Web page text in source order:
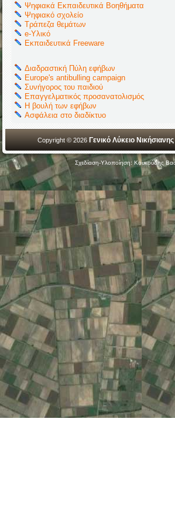
Ψηφιακά Εκπαιδευτικά Βοηθήματα
Ψηφιακό σχολείο
Τράπεζα θεμάτων
e-Υλικό
Εκπαιδευτικά Freeware
Διαδραστική Πύλη εφήβων
Europe's antibulling campaign
Συνήγορος του παιδιού
Επαγγελματικός προσανατολισμός
Η βουλή των εφήβων
Ασφάλεια στο διαδίκτυο
Copyright © 2026 Γενικό Λύκειο Νικήσιανης
Σχεδίαση-Υλοποίηση: Κουκούδης